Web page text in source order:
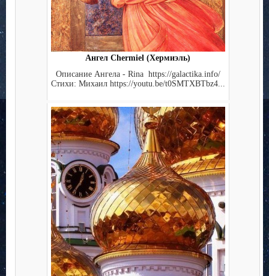
Ангел Chermiel (Хермиэль)
Описание Ангела - Rina https://galactika.info/
Стихи: Михаил https://youtu.be/t0SMTXBTbz4...